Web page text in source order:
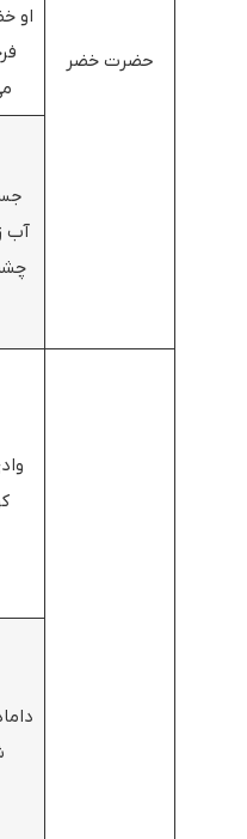
حضرت خضر
او
آب